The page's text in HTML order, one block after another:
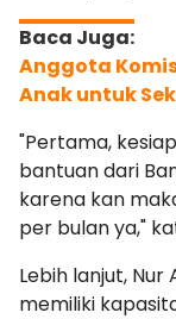
Anggota
Anak untuk
"Pertama,
bantuan dari
karena kan
per bulan ya,"
Lebih lanjut, Nur
memiliki